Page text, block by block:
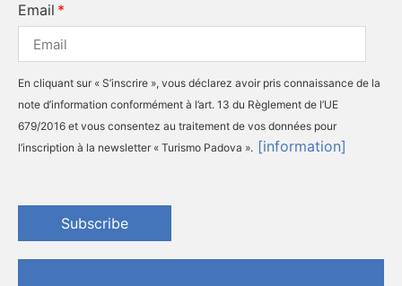
Email
En cliquant sur « S’inscrire », vous déclarez avoir pris connaissance de la
note d’information conformément à l’art. 13 du Règlement de l’UE
679/2016 et vous consentez au traitement de vos données pour
l’inscription à la newsletter « Turismo Padova ». [information]
Subscribe